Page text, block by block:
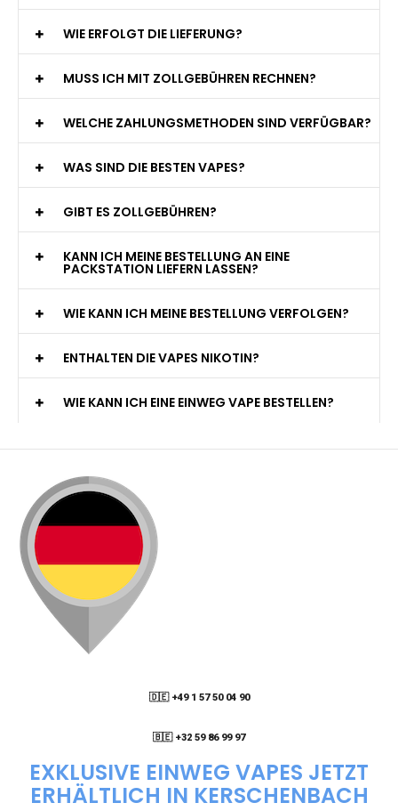
WIE ERFOLGT DIE LIEFERUNG?
MUSS ICH MIT ZOLLGEBÜHREN RECHNEN?
WELCHE ZAHLUNGSMETHODEN SIND VERFÜGBAR?
WAS SIND DIE BESTEN VAPES?
GIBT ES ZOLLGEBÜHREN?
KANN ICH MEINE BESTELLUNG AN EINE
PACKSTATION LIEFERN LASSEN?
WIE KANN ICH MEINE BESTELLUNG VERFOLGEN?
ENTHALTEN DIE VAPES NIKOTIN?
WIE KANN ICH EINE EINWEG VAPE BESTELLEN?
🇩🇪 +49 1 57 50 04 90
🇧🇪 +32 59 86 99 97
EXKLUSIVE EINWEG VAPES JETZT
ERHÄLTLICH IN KERSCHENBACH